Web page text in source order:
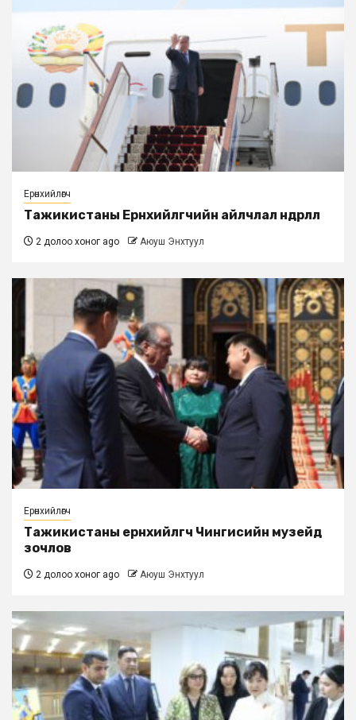
Ерөнхийлөгч
Тажикистаны Ерөнхийлөгчийн айлчлал өндөрлөлөө
2 долоо хоног ago Аюуш Энхтуул
Ерөнхийлөгч
Тажикистаны ерөнхийлөгч Чингисийн музейд
зочлов
2 долоо хоног ago Аюуш Энхтуул